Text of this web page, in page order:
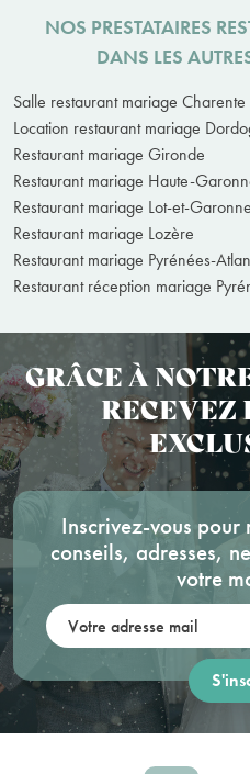
NOS PRESTATAIRES
DANS LES
Salle restaurant mariage Charente
Location restaurant mariage
Restaurant mariage Gironde
Restaurant mariage Haute-
Restaurant mariage Lot-et-Garonne
Restaurant mariage Lozère
Restaurant mariage Pyrénées-
Restaurant réception mariage
GRÂCE À
RECEVEZ
Inscrivez-vous pour
conseils, adresses,
votre